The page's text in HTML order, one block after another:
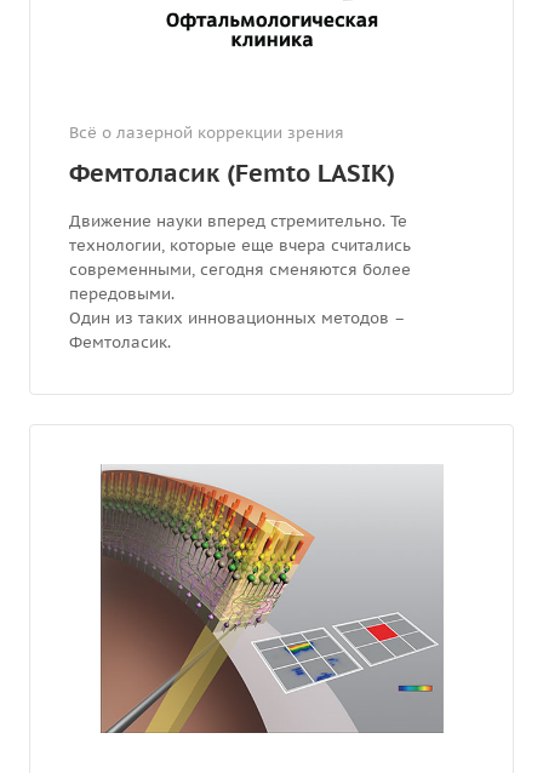
Всё о лазерной коррекции зрения
Фемтоласик (Femto LASIK)
Движение науки вперед стремительно. Те
технологии, которые еще вчера считались
современными, сегодня сменяются более
передовыми.
Один из таких инновационных методов –
Фемтоласик.